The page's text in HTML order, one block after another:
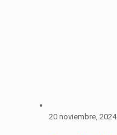
20 noviembre, 2024